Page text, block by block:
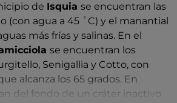
de Isquia se encuentran las
(con agua a 45 ˚C) y el manantial
más frías y salinas. En el
se encuentran los
Senigallia y Cotto, con
alcanza los 65 grados. En
del fondo de un cráter inactivo